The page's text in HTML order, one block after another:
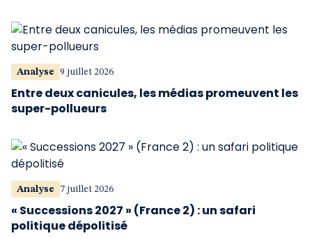
Analyse 9 juillet 2026
Entre deux canicules, les médias promeuvent les
super-pollueurs
Analyse 7 juillet 2026
« Successions 2027 » (France 2) : un safari
politique dépolitisé